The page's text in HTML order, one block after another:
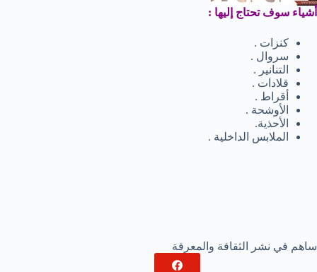
أشياء سوف تحتاج إليها :
كنزات .
سروال .
التنانير .
قلادات .
أقراط .
الأوشحة .
الأحذية.
الملابس الداخلية .
ساهم في نشر الثقافة والمعرفة